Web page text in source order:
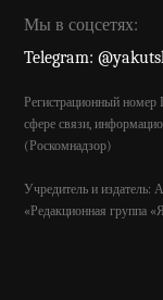
Мы в соцсетях:
Telegram:
Регистрационный
сфере связи,
(Роскомнадзор)
Учредитель и издатель:
«Редакционная группа